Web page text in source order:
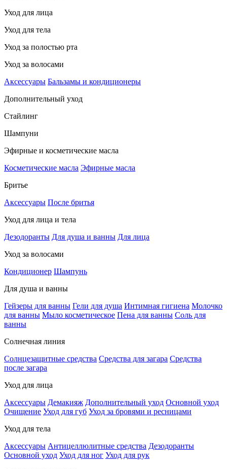
Уход для лица
Уход для тела
Уход за полостью рта
Уход за волосами
Аксессуары Бальзамы и кондиционеры
Дополнительный уход
Стайлинг
Шампуни
Эфирные и косметические масла
Косметические масла Эфирные масла
Бритье
Аксессуары После бритья
Уход для лица и тела
Дезодоранты Для душа и ванны Для лица
Уход за волосами
Кондиционер Шампунь
Для душа и ванны
Гейзеры для ванны Гели для душа Интимная гигиена Молочко
для ванны Мыло косметическое Пена для ванны Соль для
ванны
Солнечная линия
Солнцезащитные средства Средства для загара Средства
после загара
Уход для лица
Аксессуары Демакияж Дополнительный уход Основной уход
Очищение Уход для губ Уход за бровями и ресницами
Уход для тела
Аксессуары Антицеллюлитные средства Дезодоранты
Основной уход Уход для ног Уход для рук